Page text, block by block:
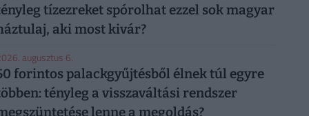
tízezreket spórolhat ezzel sok magyar
aki most kivár?
augusztus 6.
forintos palackgyűjtésből élnek túl egyre
tényleg a visszaváltási rendszer
lenne a megoldás?